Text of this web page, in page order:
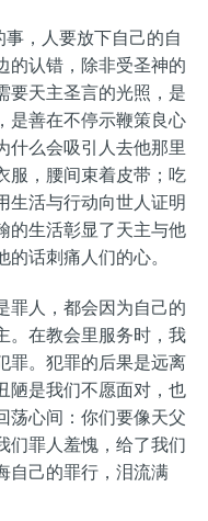
，人要放下自己的自
的认错，除非受圣神的
要天主圣言的光照，是
是善在不停示鞭策良心
什么会吸引人去他那里
服，腰间束着皮带；吃
生活与行动向世人证明
的生活彰显了天主与他
话刺痛人们的心。
人，都会因为自己的
。在教会里服务时，我
罪。犯罪的后果是远离
陋是我们不愿面对，也
荡心间：你们要像天父
们罪人羞愧，给了我们
自己的罪行，泪流满